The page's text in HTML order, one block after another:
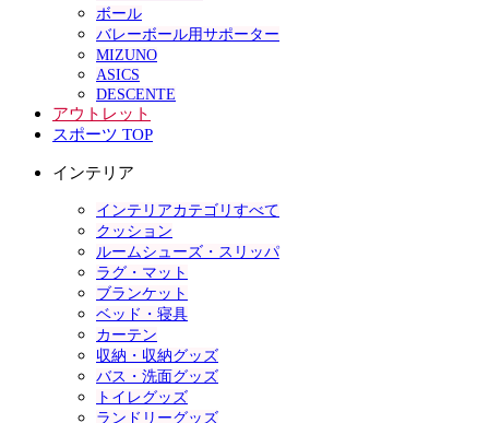
ボール
バレーボール用サポーター
MIZUNO
ASICS
DESCENTE
アウトレット
スポーツ TOP
インテリア
インテリアカテゴリすべて
クッション
ルームシューズ・スリッパ
ラグ・マット
ブランケット
ベッド・寝具
カーテン
収納・収納グッズ
バス・洗面グッズ
トイレグッズ
ランドリーグッズ